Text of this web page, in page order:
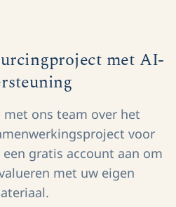
met AI-
ons team over het
voor
gratis account aan om
met uw eigen